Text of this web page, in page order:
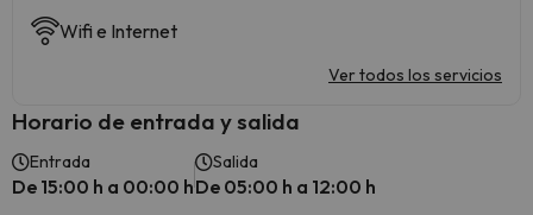
Wifi e Internet
Ver todos los servicios
Horario de entrada y salida
Entrada
De 15:00 h a 00:00 h
Salida
De 05:00 h a 12:00 h